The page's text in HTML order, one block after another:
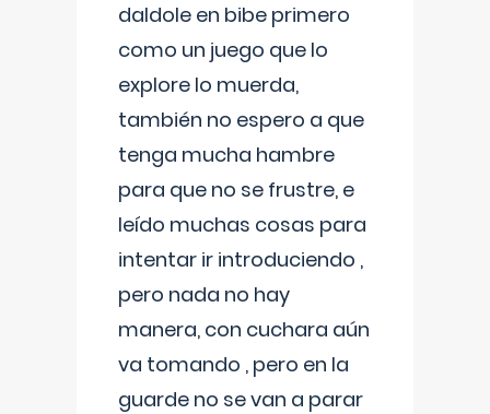
daldole en bibe primero
como un juego que lo
explore lo muerda,
también no espero a que
tenga mucha hambre
para que no se frustre, e
leído muchas cosas para
intentar ir introduciendo ,
pero nada no hay
manera, con cuchara aún
va tomando , pero en la
guarde no se van a parar